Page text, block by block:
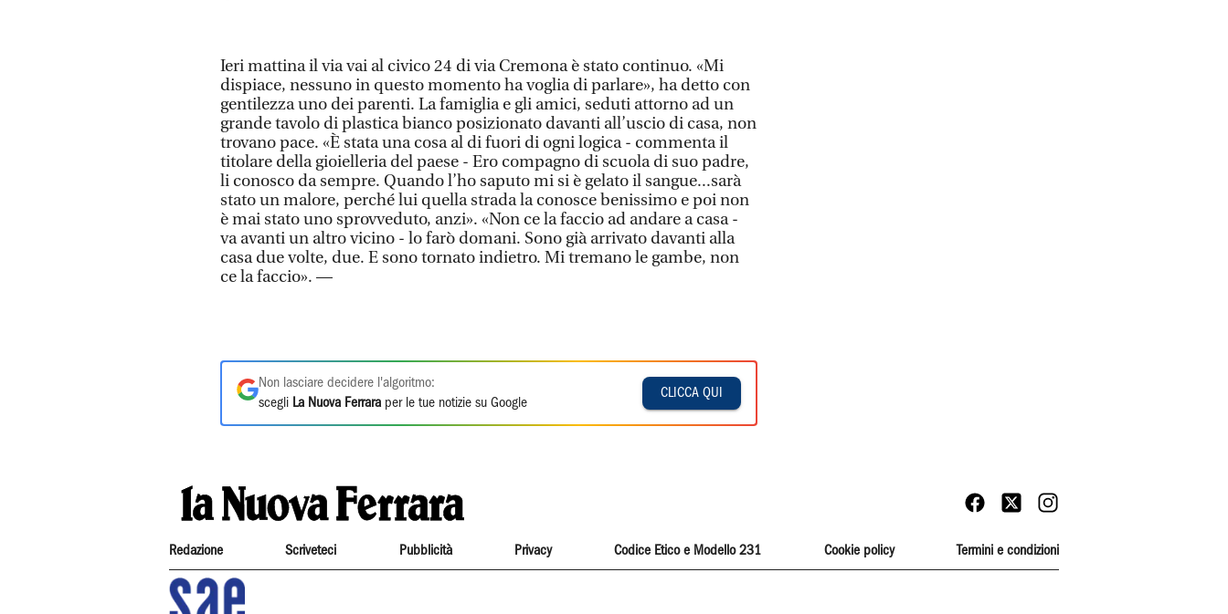
Ieri mattina il via vai al civico 24 di via Cremona è stato continuo. «Mi
dispiace, nessuno in questo momento ha voglia di parlare», ha detto con
gentilezza uno dei parenti. La famiglia e gli amici, seduti attorno ad un
grande tavolo di plastica bianco posizionato davanti all’uscio di casa, non
trovano pace. «È stata una cosa al di fuori di ogni logica - commenta il
titolare della gioielleria del paese - Ero compagno di scuola di suo padre,
li conosco da sempre. Quando l’ho saputo mi si è gelato il sangue...sarà
stato un malore, perché lui quella strada la conosce benissimo e poi non
è mai stato uno sprovveduto, anzi». «Non ce la faccio ad andare a casa -
va avanti un altro vicino - lo farò domani. Sono già arrivato davanti alla
casa due volte, due. E sono tornato indietro. Mi tremano le gambe, non
ce la faccio». —
Non lasciare decidere l'algoritmo:
scegli La Nuova Ferrara per le tue notizie su Google
CLICCA QUI
Redazione Scriveteci Pubblicità Privacy Codice Etico e Modello 231 Cookie policy Termini e condizioni